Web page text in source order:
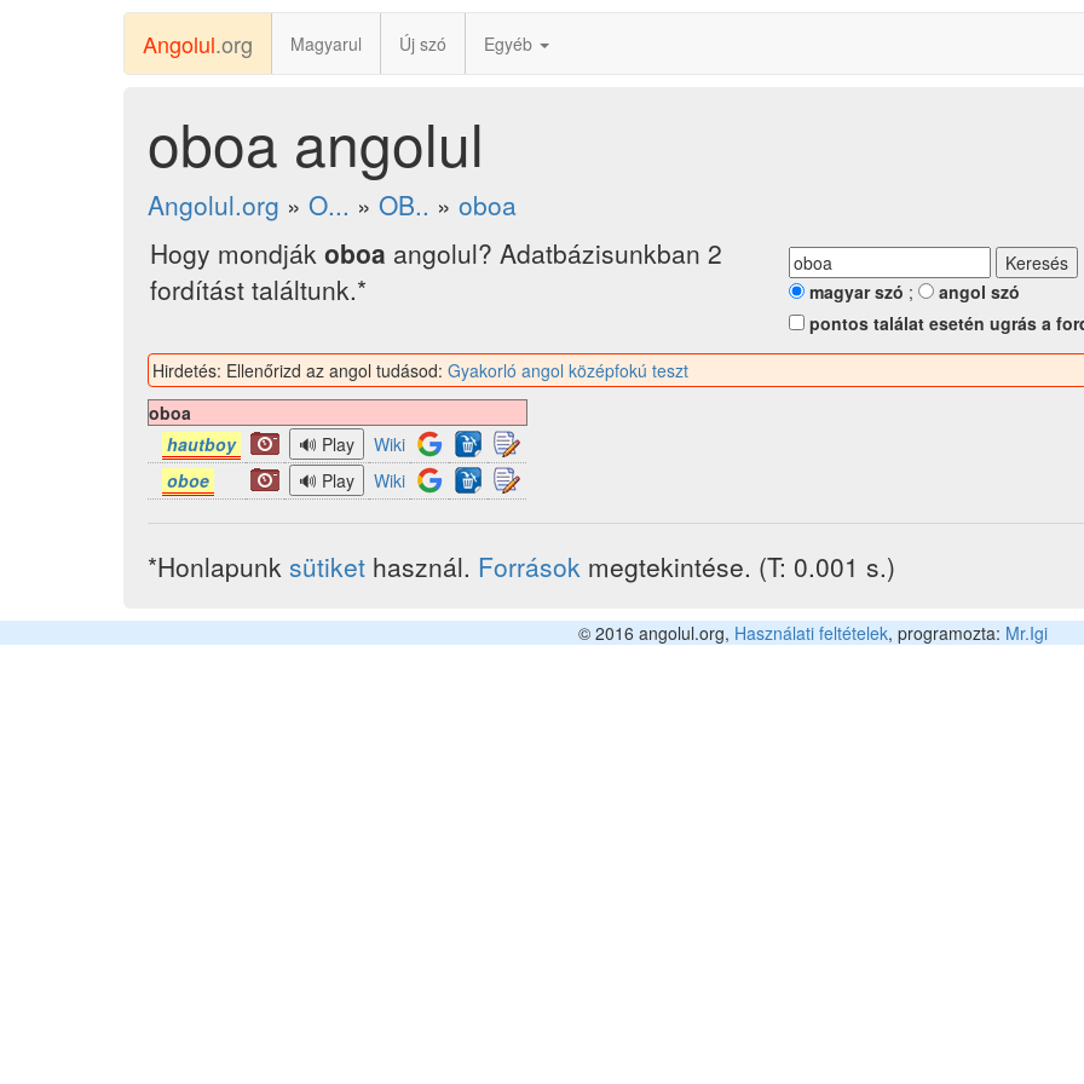
Angolul.org Magyarul Új szó Egyéb
oboa angolul
Angolul.org » O... » OB.. » oboa
Hogy mondják oboa angolul? Adatbázisunkban 2
fordítást találtunk.*
magyar szó ;
angol szó
pontos találat esetén ugrás a
Hirdetés: Ellenőrizd az angol tudásod: Gyakorló angol középfokú teszt
oboa
hautboy
Wiki
oboe
Wiki
*Honlapunk sütiket használ. Források megtekintése. (T: 0.001 s.)
© 2016 angolul.org, Használati feltételek, programozta: Mr.Igi